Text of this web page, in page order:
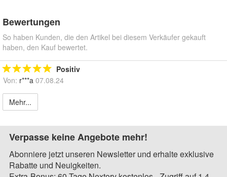
Bewertungen
So haben Kunden, die den Artikel bei diesem Verkäufer gekauft
haben, den Kauf bewertet.
Positiv
Von: r***a 07.08.24
Mehr...
Verpasse keine Angebote mehr!
Abonniere jetzt unseren Newsletter und erhalte exklusive
Rabatte und Neuigkeiten.